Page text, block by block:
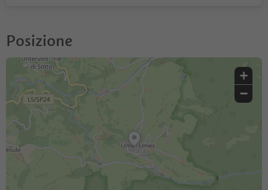
Posizione
+
−